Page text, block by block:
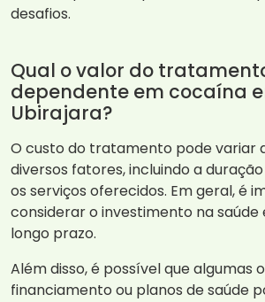
desafios.
Qual o valor do
dependente em cocaína
Ubirajara?
O custo do tratamento pode variar
diversos fatores, incluindo a
os serviços oferecidos. Em geral, é
considerar o investimento na
longo prazo.
Além disso, é possível que algumas
financiamento ou planos de saúde